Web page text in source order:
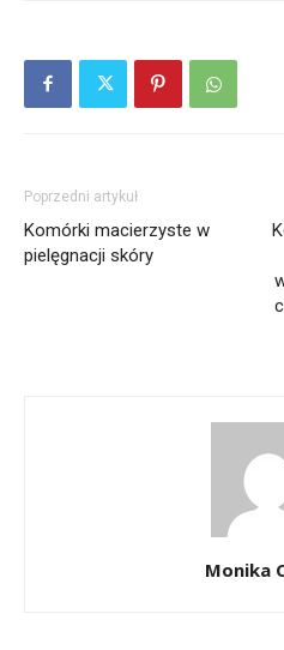
Poprzedni artykuł
Komórki macierzyste w
pielęgnacji skóry
Monika